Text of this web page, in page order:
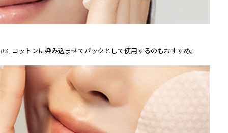
#3. コットンに染み込ませてパックとして使用するのもおすすめ。